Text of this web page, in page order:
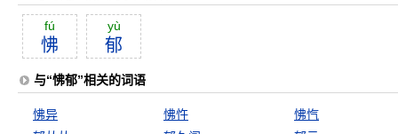
fú
怫
yù
郁
与“怫郁”相关的词语
怫异 怫忤
怫忾